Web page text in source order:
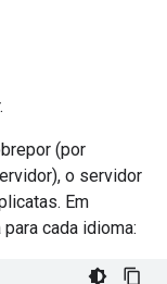
(por
o servidor
Em
cada idioma: